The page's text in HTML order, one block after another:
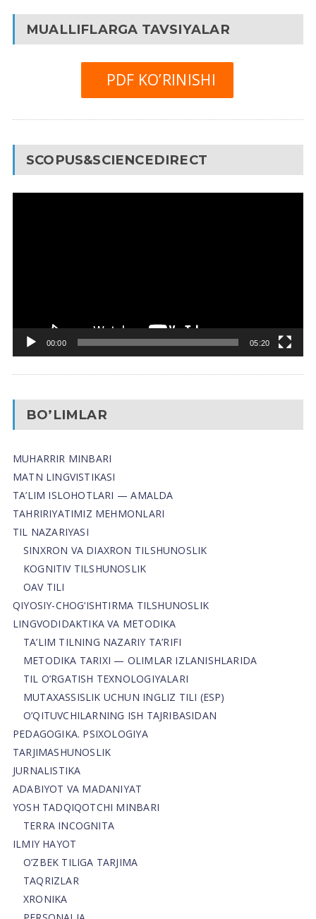
MUALLIFLARGA TAVSIYALAR
PDF KO’RINISHI
SCOPUS&SCIENCEDIRECT
00:00 05:20
BO’LIMLAR
MUHARRIR MINBARI
MATN LINGVISTIKASI
TA’LIM ISLOHOTLARI — AMALDA
TAHRIRIYATIMIZ MEHMONLARI
TIL NAZARIYASI
SINXRON VA DIAXRON TILSHUNOSLIK
KOGNITIV TILSHUNOSLIK
OAV TILI
QIYOSIY-CHOG‘ISHTIRMA TILSHUNOSLIK
LINGVODIDAKTIKA VA METODIKA
TA’LIM TILNING NAZARIY TA’RIFI
METODIKA TARIXI — OLIMLAR IZLANISHLARIDA
TIL O’RGATISH TEXNOLOGIYALARI
MUTAXASSISLIK UCHUN INGLIZ TILI (ESP)
O’QITUVCHILARNING ISH TAJRIBASIDAN
PEDAGOGIKA. PSIXOLOGIYA
TARJIMASHUNOSLIK
JURNALISTIKA
ADABIYOT VA MADANIYAT
YOSH TADQIQOTCHI MINBARI
TERRA INCOGNITA
ILMIY HAYOT
O’ZBEK TILIGA TARJIMA
TAQRIZLAR
XRONIKA